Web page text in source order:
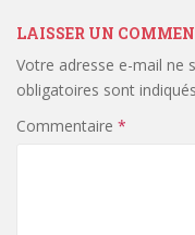
LAISSER UN
Votre adresse e-mail ne
obligatoires sont
Commentaire *